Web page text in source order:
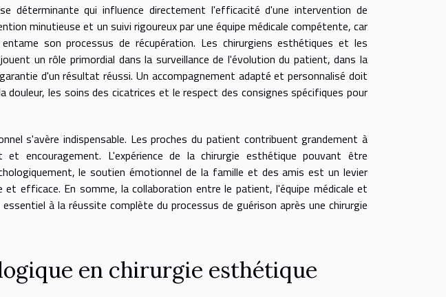
déterminante qui influence directement l'efficacité d'une intervention de
minutieuse et un suivi rigoureux par une équipe médicale compétente, car
son processus de récupération. Les chirurgiens esthétiques et les
un rôle primordial dans la surveillance de l'évolution du patient, dans la
d'un résultat réussi. Un accompagnement adapté et personnalisé doit
douleur, les soins des cicatrices et le respect des consignes spécifiques pour
s'avère indispensable. Les proches du patient contribuent grandement à
encouragement. L'expérience de la chirurgie esthétique pouvant être
le soutien émotionnel de la famille et des amis est un levier
efficace. En somme, la collaboration entre le patient, l'équipe médicale et
à la réussite complète du processus de guérison après une chirurgie
en chirurgie esthétique